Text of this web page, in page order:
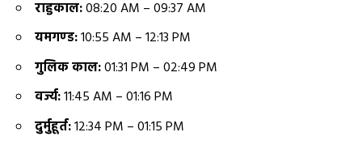
राहुकाल:08:20 AM – 09:37 AM
यमगण्ड:10:55 AM – 12:13 PM
गुलिक काल:01:31 PM – 02:49 PM
वर्ज्य:11:45 AM – 01:16 PM
दुर्मुहूर्त:12:34 PM – 01:15 PM